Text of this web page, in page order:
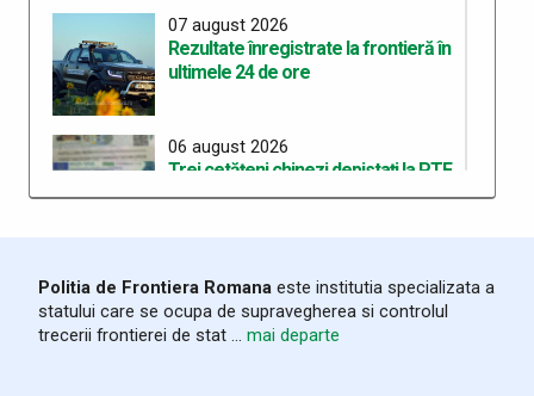
07 august 2026
Rezultate înregistrate la frontieră în
ultimele 24 de ore
06 august 2026
Trei cetățeni chinezi depistați la PTF
Stamora-Moravița cu vize false
06 august 2026
Rezultate înregistrate la frontieră în
ultimele 24 de ore
Politia de Frontiera Romana este institutia specializata a
statului care se ocupa de supravegherea si controlul
trecerii frontierei de stat ... mai departe